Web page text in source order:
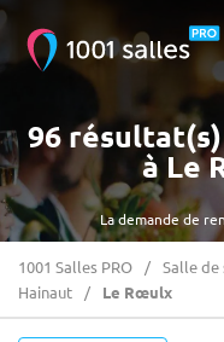
La demande de
96
à Le
1001 Salles PRO Salle de
Hainaut
Le Rœulx